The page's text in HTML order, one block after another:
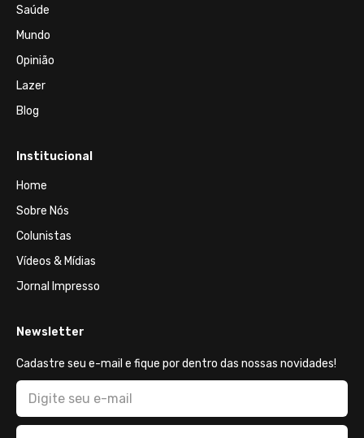
Saúde
Mundo
Opinião
Lazer
Blog
Institucional
Home
Sobre Nós
Colunistas
Vídeos & Mídias
Jornal Impresso
Newsletter
Cadastre seu e-mail e fique por dentro das nossas novidades!